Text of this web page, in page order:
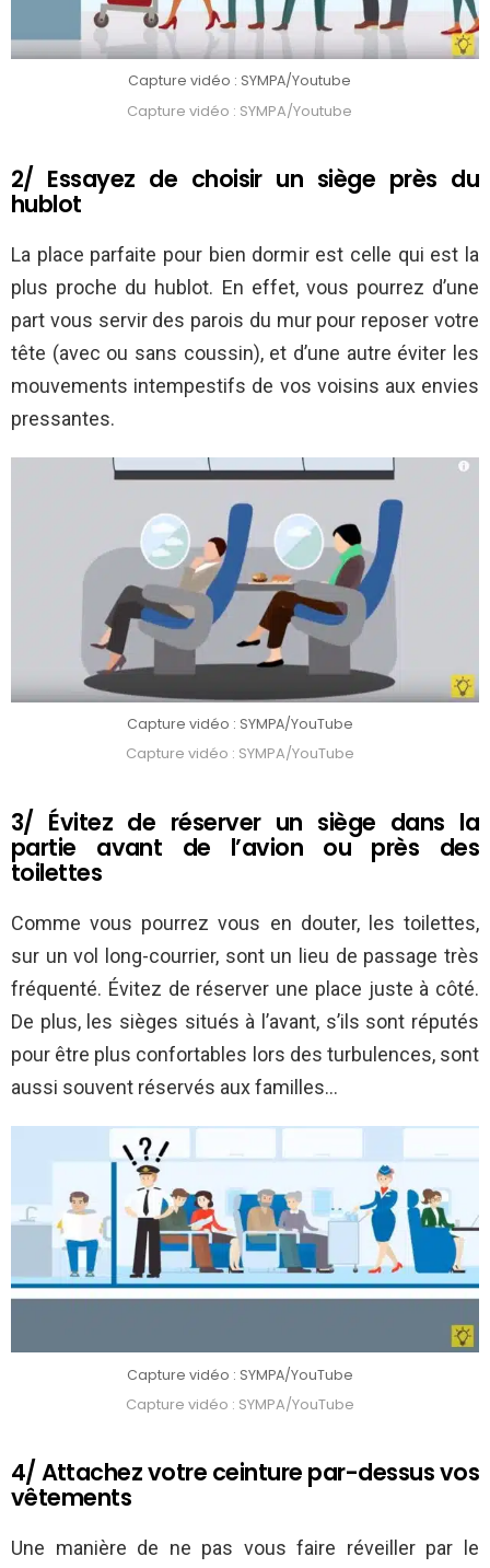
Capture vidéo : SYMPA/Youtube
Capture vidéo : SYMPA/Youtube
2/ Essayez de choisir un siège près du
hublot
La place parfaite pour bien dormir est celle qui est la
plus proche du hublot. En effet, vous pourrez d’une
part vous servir des parois du mur pour reposer votre
tête (avec ou sans coussin), et d’une autre éviter les
mouvements intempestifs de vos voisins aux envies
pressantes.
Capture vidéo : SYMPA/YouTube
Capture vidéo : SYMPA/YouTube
3/ Évitez de réserver un siège dans la
partie avant de l’avion ou près des
toilettes
Comme vous pourrez vous en douter, les toilettes,
sur un vol long-courrier, sont un lieu de passage très
fréquenté. Évitez de réserver une place juste à côté.
De plus, les sièges situés à l’avant, s’ils sont réputés
pour être plus confortables lors des turbulences, sont
aussi souvent réservés aux familles…
Capture vidéo : SYMPA/YouTube
Capture vidéo : SYMPA/YouTube
4/ Attachez votre ceinture par-dessus vos
vêtements
Une manière de ne pas vous faire réveiller par le